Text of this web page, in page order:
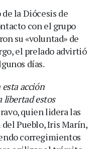
la Diócesis de
con el grupo
su «voluntad» de
el prelado advirtió
días.
acción
libertad estos
quien lidera las
Pueblo, Iris Marín,
corregimientos